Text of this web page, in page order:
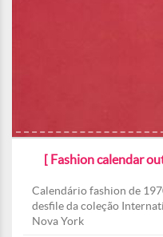
[ Fashion calendar
Calendário fashion de
desfile da coleção
Nova York